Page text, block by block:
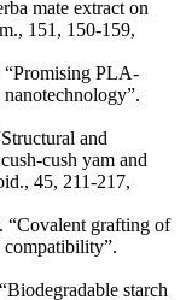
mate extract on
151, 150-159,
“Promising PLA-
and
cush yam and
45, 211-217,
“Covalent grafting of
compatibility”.
starch